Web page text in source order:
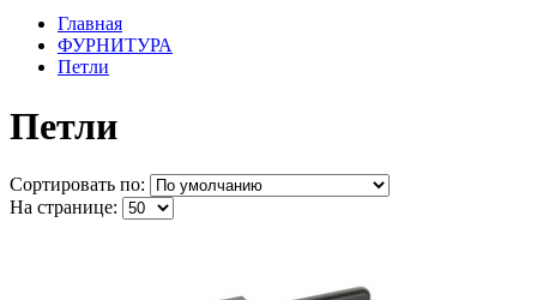
Главная
ФУРНИТУРА
Петли
Петли
Сортировать по:
На странице: